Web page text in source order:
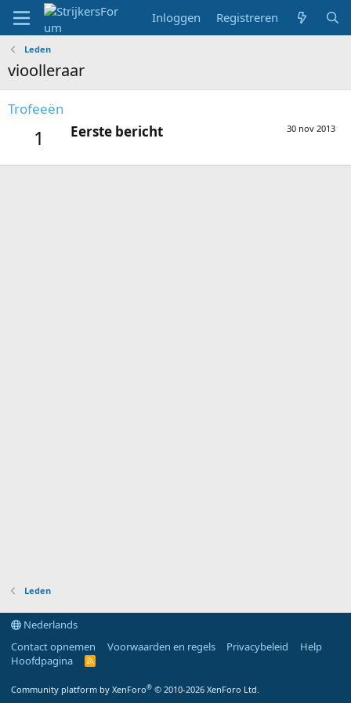
Inloggen Registreren
Leden
vioolleraar
Trofeeën
1 30 nov 2013
Eerste bericht
Leden
Nederlands
Contact opnemen
Voorwaarden en regels Privacybeleid
Help
Hoofdpagina
R
Community platform by XenForo® © 2010-2026 XenForo Ltd.